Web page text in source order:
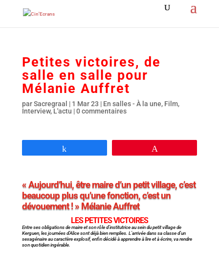
Petites victoires, de
salle en salle pour
Mélanie Auffret
parSacregraal | 1 Mar 23 | En salles - À la une, Film,
Interview, L'actu |0 commentaires
« Aujourd’hui, être maire d’un petit village, c’est
beaucoup plus qu’une fonction, c’est un
dévouement ! » Mélanie Auffret
LES PETITES VICTOIRES
Entre ses obligations de maire et son rôle d’institutrice au sein du petit village de
Kerguen, les journées d’Alice sont déjà bien remplies. L’arrivée dans sa classe d’un
sexagénaire au caractère explosif, enfin décidé à apprendre à lire et à écrire, va rendre
son quotidien ingérable.